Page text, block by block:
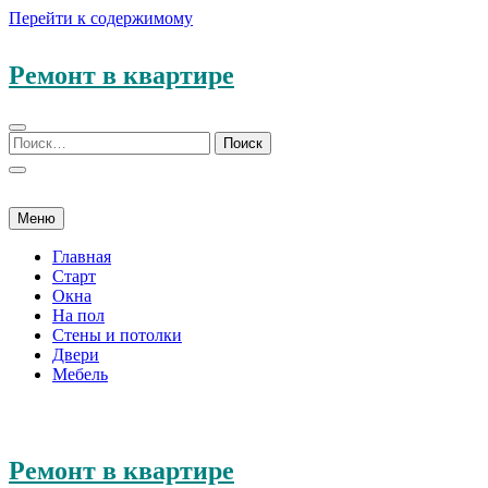
Перейти к содержимому
Ремонт в квартире
Меню
Главная
Старт
Окна
На пол
Стены и потолки
Двери
Мебель
Ремонт в квартире